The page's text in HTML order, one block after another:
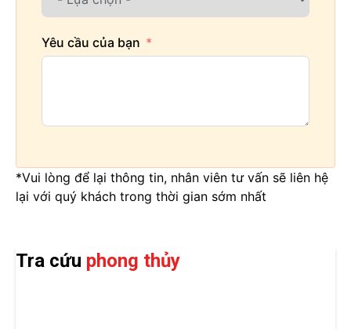
Yêu cầu của bạn
*Vui lòng để lại thông tin, nhân viên tư vấn sẽ liên hệ
lại với quý khách trong thời gian sớm nhất
Tra cứu phong thủy